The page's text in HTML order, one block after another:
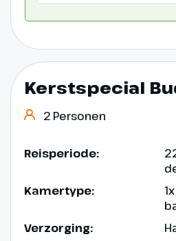
Kerstspecial
2 Personen
Reisperiode:
Kamertype:
Verzorging: